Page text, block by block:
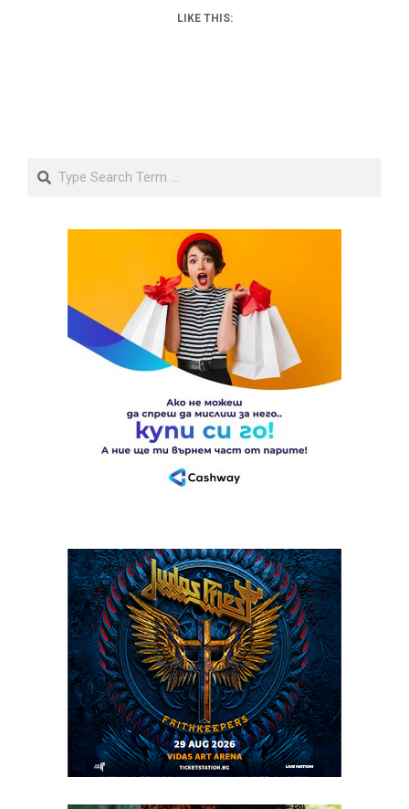
LIKE THIS: